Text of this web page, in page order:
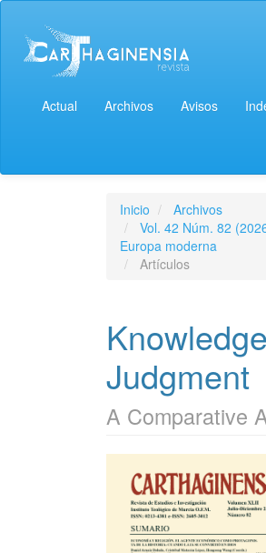
Actual Archivos Avisos
Inicio
Archivos
Vol. 42 Núm. 82
Europa moderna
Artículos
Judgment
A Comparative